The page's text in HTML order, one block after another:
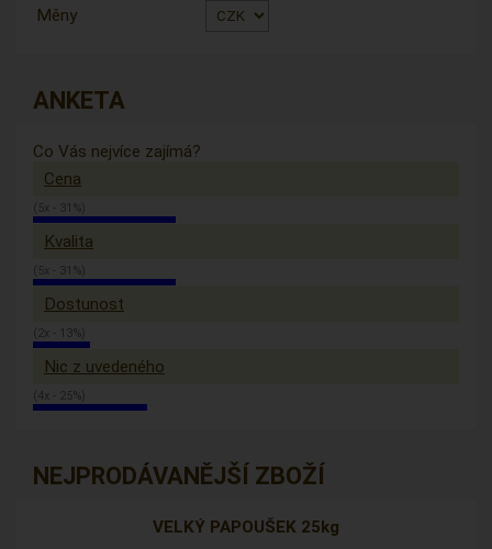
Měny
ANKETA
Co Vás nejvíce zajímá?
Cena
(5x - 31%)
Kvalita
(5x - 31%)
Dostunost
(2x - 13%)
Nic z uvedeného
(4x - 25%)
NEJPRODÁVANĚJŠÍ ZBOŽÍ
VELKÝ PAPOUŠEK 25kg